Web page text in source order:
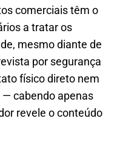
comerciais têm o
a tratar os
mesmo diante de
por segurança
físico direto nem
cabendo apenas
revele o conteúdo